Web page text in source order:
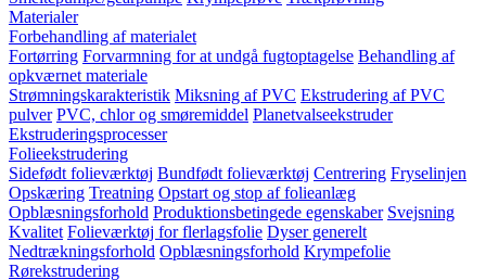
Materialer
Forbehandling af materialet
Fortørring Forvarmning for at undgå fugtoptagelse Behandling af
opkværnet materiale
Strømningskarakteristik Miksning af PVC Ekstrudering af PVC
pulver PVC, chlor og smøremiddel Planetvalseekstruder
Ekstruderingsprocesser
Folieekstrudering
Sidefødt folieværktøj Bundfødt folieværktøj Centrering Fryselinjen
Opskæring Treatning Opstart og stop af folieanlæg
Opblæsningsforhold Produktionsbetingede egenskaber Svejsning
Kvalitet Folieværktøj for flerlagsfolie Dyser generelt
Nedtrækningsforhold Opblæsningsforhold Krympefolie
Rørekstrudering